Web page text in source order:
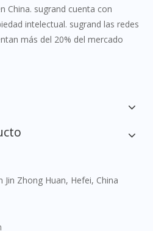
China. sugrand cuenta con
intelectual. sugrand las redes
más del 20% del mercado
Zhong Huan, Hefei, China